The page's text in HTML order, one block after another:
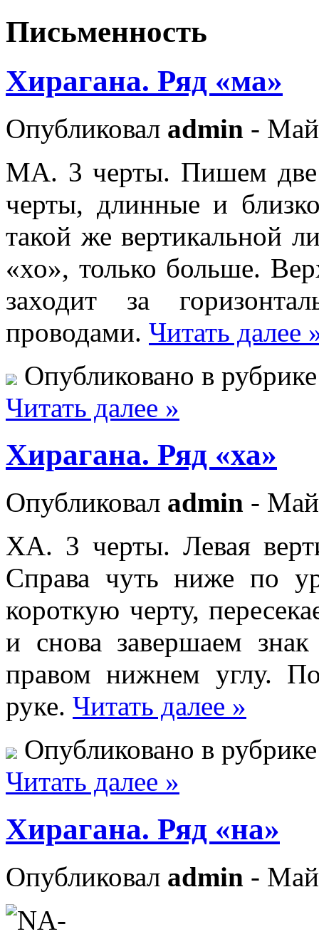
Письменность
Хирагана. Ряд «ма»
Опубликовал admin -
МА. 3 черты. Пишем две
черты, длинные и
такой же вертикальной
«хо», только больше.
заходит за
проводами. Читать далее
Опубликовано в
Читать далее »
Хирагана. Ряд «ха»
Опубликовал admin -
ХА. 3 черты. Левая
Справа чуть ниже по
короткую черту,
и снова завершаем
правом нижнем углу.
руке. Читать далее »
Опубликовано в
Читать далее »
Хирагана. Ряд «на»
Опубликовал admin -